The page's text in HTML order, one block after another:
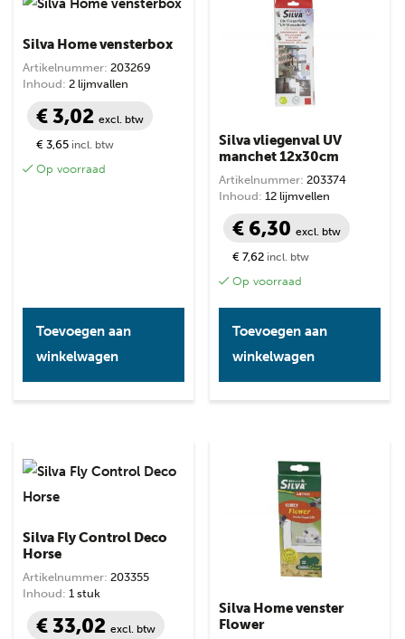
Silva Home vensterbox
Artikelnummer: 203269
Inhoud: 2 lijmvallen
€ 3,02 excl. btw
€ 3,65 incl. btw
Op voorraad
Toevoegen aan
winkelwagen
Silva vliegenval UV
manchet 12x30cm
Artikelnummer: 203374
Inhoud: 12 lijmvellen
€ 6,30excl. btw
€ 7,62 incl. btw
Op voorraad
Toevoegen aan
winkelwagen
Silva Fly Control Deco
Horse
Artikelnummer: 203355
Inhoud: 1 stuk
€ 33,02 excl. btw
Silva Home venster
Flower